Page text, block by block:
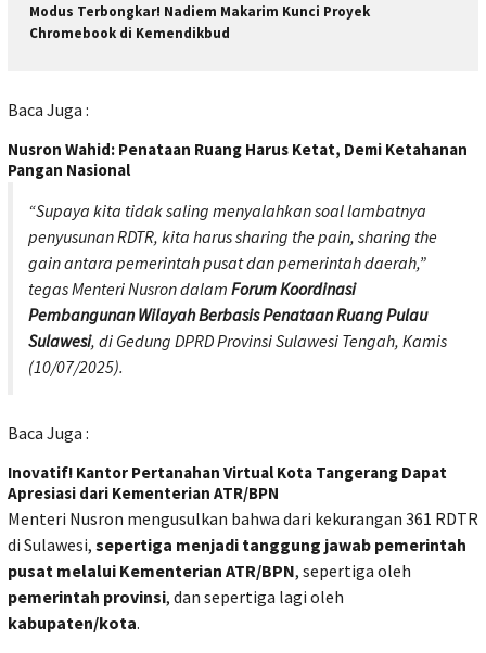
Modus Terbongkar! Nadiem Makarim Kunci Proyek
Chromebook di Kemendikbud
Baca Juga :
Nusron Wahid: Penataan Ruang Harus Ketat, Demi Ketahanan
Pangan Nasional
“Supaya kita tidak saling menyalahkan soal lambatnya
penyusunan RDTR, kita harussharing the pain, sharing the
gainantara pemerintah pusat dan pemerintah daerah,”
tegas Menteri Nusron dalam Forum Koordinasi
Pembangunan Wilayah Berbasis Penataan Ruang Pulau
Sulawesi, di Gedung DPRD Provinsi Sulawesi Tengah, Kamis
(10/07/2025).
Baca Juga :
Inovatif! Kantor Pertanahan Virtual Kota Tangerang Dapat
Apresiasi dari Kementerian ATR/BPN
Menteri Nusron mengusulkan bahwa dari kekurangan 361 RDTR
di Sulawesi, sepertiga menjadi tanggung jawab pemerintah
pusat melalui Kementerian ATR/BPN, sepertiga oleh
pemerintah provinsi, dan sepertiga lagi oleh
kabupaten/kota.